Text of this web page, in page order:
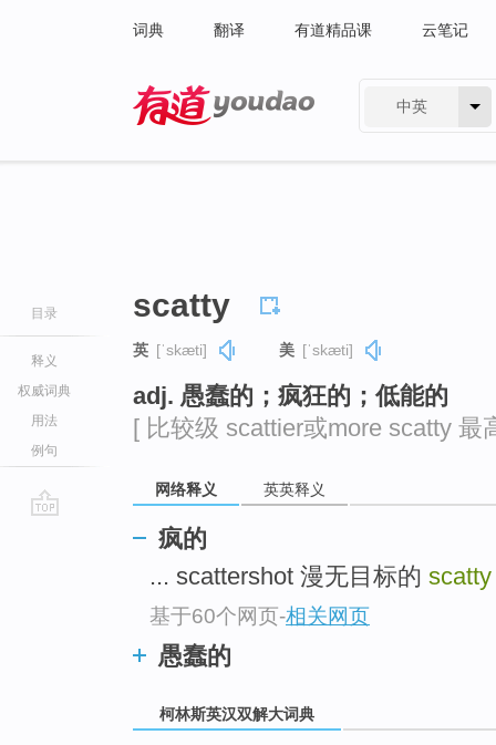
词典 翻译 有道精品课 云笔记
中英
目录
释义
权威词典
用法
例句
scatty
英 [ˈskæti] 美 [ˈskæti]
adj. 愚蠢的；疯狂的；低能的
[ 比较级 scattier或more scatty 最
网络释义 英英释义
疯的
... scattershot 漫无目标的
基于60个网页-相关网页
愚蠢的
柯林斯英汉双解大词典